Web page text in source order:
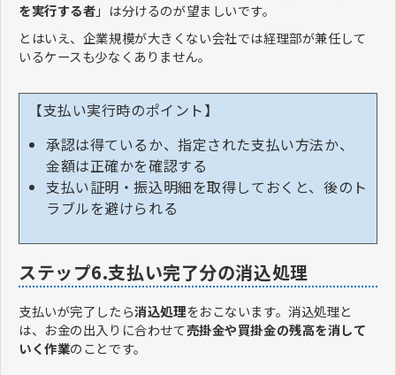
を実行する者」は分けるのが望ましいです。
とはいえ、企業規模が大きくない会社では経理部が兼任して
いるケースも少なくありません。
【支払い実行時のポイント】
承認は得ているか、指定された支払い方法か、
金額は正確かを確認する
支払い証明・振込明細を取得しておくと、後のト
ラブルを避けられる
ステップ6.支払い完了分の消込処理
支払いが完了したら消込処理をおこないます。消込処理と
は、お金の出入りに合わせて売掛金や買掛金の残高を消して
いく作業のことです。